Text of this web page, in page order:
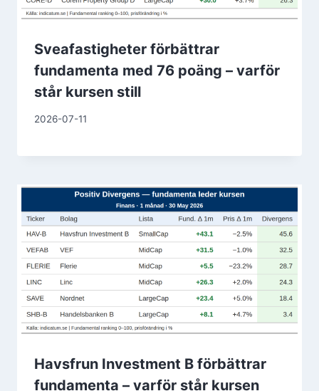
Sveafastigheter förbättrar
fundamenta med 76 poäng – varför
står kursen still
2026-07-11
Havsfrun Investment B förbättrar
fundamenta – varför står kursen